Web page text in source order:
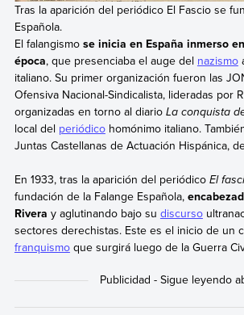
Tras la aparición del periódico El Fascio se
Española.
El falangismose inicia en España inmerso
época, que presenciaba el auge del nazismo
italiano. Su primer organización fueron las
Ofensiva Nacional-Sindicalista, lideradas por
organizadas en torno al diario La conquista
local del periódicohomónimo italiano.
Juntas Castellanas de Actuación Hispánica,
En 1933, tras la aparición del periódico El
fundación de la Falange Española,
Rivera y aglutinando bajo su discurso
sectores derechistas. Este es el inicio de un
franquismoque surgirá luego de la Guerra